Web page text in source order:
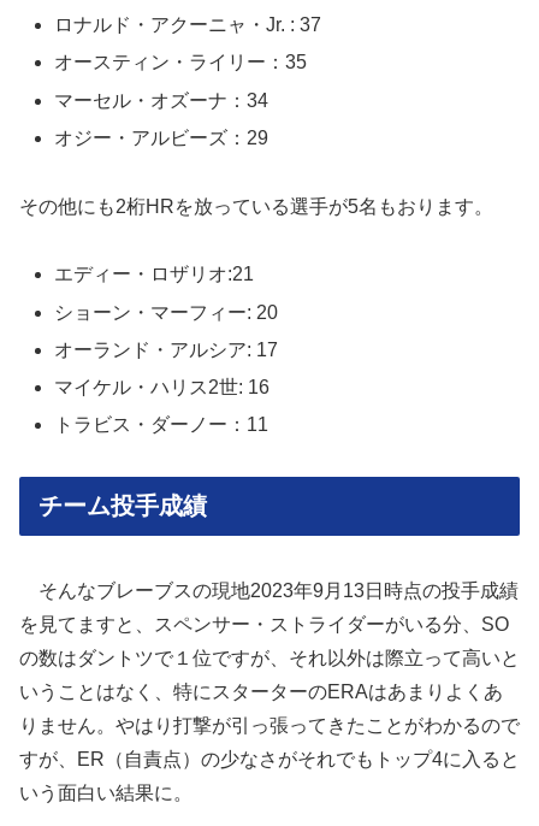
ロナルド・アクーニャ・Jr. : 37
オースティン・ライリー：35
マーセル・オズーナ：34
オジー・アルビーズ：29
その他にも2桁HRを放っている選手が5名もおります。
エディー・ロザリオ:21
ショーン・マーフィー: 20
オーランド・アルシア: 17
マイケル・ハリス2世: 16
トラビス・ダーノー：11
チーム投手成績
そんなブレーブスの現地2023年9月13日時点の投手成績
を見てますと、スペンサー・ストライダーがいる分、SO
の数はダントツで１位ですが、それ以外は際立って高いと
いうことはなく、特にスターターのERAはあまりよくあ
りません。やはり打撃が引っ張ってきたことがわかるので
すが、ER（自責点）の少なさがそれでもトップ4に入ると
いう面白い結果に。